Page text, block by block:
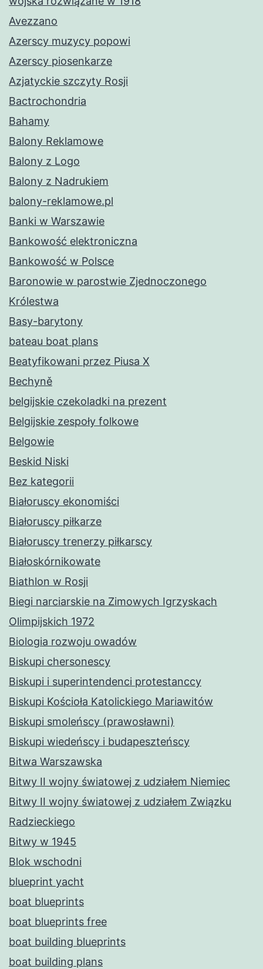
Avezzano
Azerscy muzycy popowi
Azerscy piosenkarze
Azjatyckie szczyty Rosji
Bactrochondria
Bahamy
Balony Reklamowe
Balony z Logo
Balony z Nadrukiem
balony-reklamowe.pl
Banki w Warszawie
Bankowość elektroniczna
Bankowość w Polsce
Baronowie w parostwie Zjednoczonego
Królestwa
Basy-barytony
bateau boat plans
Beatyfikowani przez Piusa X
Bechyně
belgijskie czekoladki na prezent
Belgijskie zespoły folkowe
Belgowie
Beskid Niski
Bez kategorii
Białoruscy ekonomiści
Białoruscy piłkarze
Białoruscy trenerzy piłkarscy
Białoskórnikowate
Biathlon w Rosji
Biegi narciarskie na Zimowych Igrzyskach
Olimpijskich 1972
Biologia rozwoju owadów
Biskupi chersonescy
Biskupi i superintendenci protestanccy
Biskupi Kościoła Katolickiego Mariawitów
Biskupi smoleńscy (prawosławni)
Biskupi wiedeńscy i budapeszteńscy
Bitwa Warszawska
Bitwy II wojny światowej z udziałem Niemiec
Bitwy II wojny światowej z udziałem Związku
Radzieckiego
Bitwy w 1945
Blok wschodni
blueprint yacht
boat blueprints
boat blueprints free
boat building blueprints
boat building plans